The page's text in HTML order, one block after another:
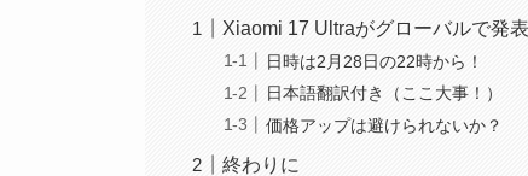
Xiaomi 17 Ultraがグローバルで発表
日時は2月28日の22時から！
日本語翻訳付き（ここ大事！）
価格アップは避けられないか？
終わりに